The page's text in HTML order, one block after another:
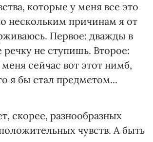
которые у меня все это
нескольким причинам я от
Первое: дважды в
не ступишь. Второе:
сейчас вот этот нимб,
я бы стал предметом...
скорее, разнообразных
чувств. А быть